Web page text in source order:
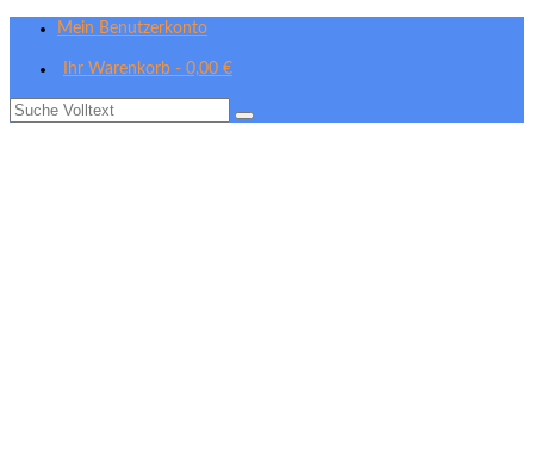
Mein Benutzerkonto
Ihr Warenkorb - 0,00 €
Suche